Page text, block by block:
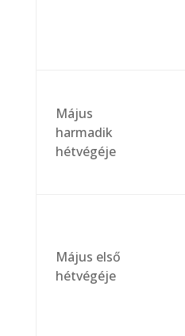
Május
harmadik
hétvégéje
Május első
hétvégéje